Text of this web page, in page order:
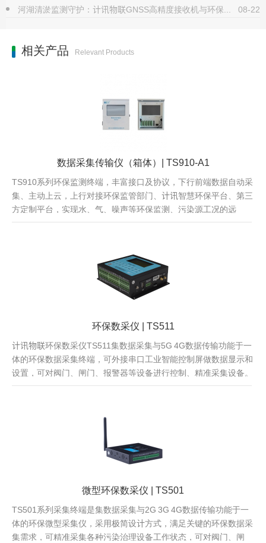
河湖清淤监测守护：计讯物联GNSS高精度接收机与环保数采仪
08-22
相关产品 Relevant Products
数据采集传输仪（箱体）| TS910-A1
TS910系列环保监测终端，丰富接口及协议，下行前端数据自动采
集、主动上云，上行对接环保监管部门、计讯智慧环保平台、第三
方定制平台，实现水、气、噪声等环保监测、污染源工况的远
环保数采仪 | TS511
计讯物联环保数采仪TS511集数据采集与5G 4G数据传输功能于一
体的环保数据采集终端，可外接串口工业智能控制屏做数据显示和
设置，可对阀门、闸门、报警器等设备进行控制、精准采集设备。
微型环保数采仪 | TS501
TS501系列采集终端是集数据采集与2G 3G 4G数据传输功能于一
体的环保微型采集仪，采用极简设计方式，满足关键的环保数据采
集需求，可精准采集各种污染治理设备工作状态，可对阀门、闸